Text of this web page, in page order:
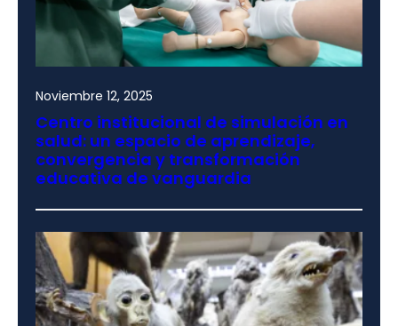
Noviembre 12, 2025
Centro institucional de simulación en
salud: un espacio de aprendizaje,
convergencia y transformación
educativa de vanguardia